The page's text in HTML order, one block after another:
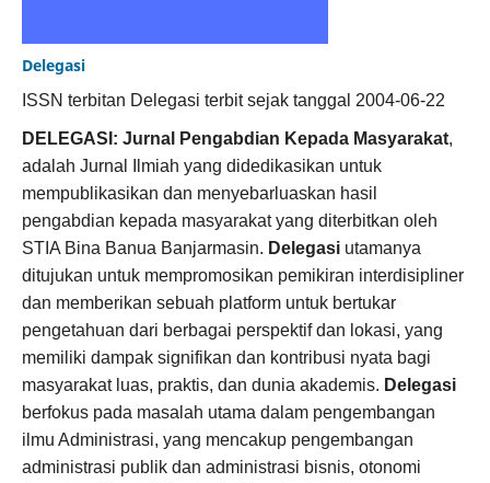
Delegasi
ISSN terbitan Delegasi terbit sejak tanggal 2004-06-22
DELEGASI: Jurnal Pengabdian Kepada Masyarakat,
adalah Jurnal Ilmiah yang didedikasikan untuk
mempublikasikan dan menyebarluaskan hasil
pengabdian kepada masyarakat yang diterbitkan oleh
STIA Bina Banua Banjarmasin. Delegasiutamanya
ditujukan untuk mempromosikan pemikiran interdisipliner
dan memberikan sebuah platform untuk bertukar
pengetahuan dari berbagai perspektif dan lokasi, yang
memiliki dampak signifikan dan kontribusi nyata bagi
masyarakat luas, praktis, dan dunia akademis. Delegasi
berfokus pada masalah utama dalam pengembangan
ilmu Administrasi, yang mencakup pengembangan
administrasi publik dan administrasi bisnis, otonomi